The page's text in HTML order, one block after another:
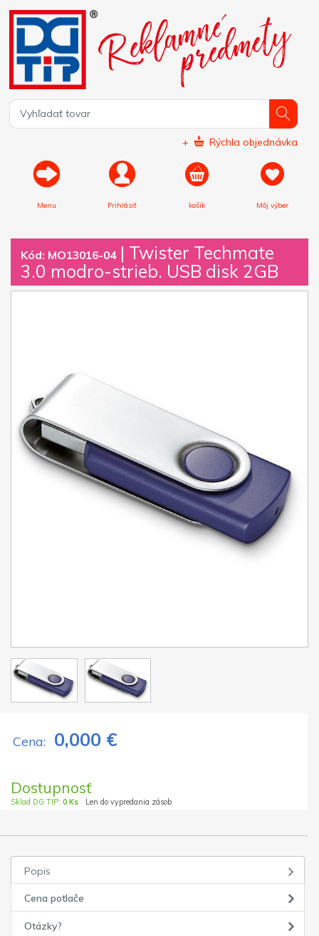
+ Rýchla objednávka
Menu Prihlásiť košík Môj výber
Kód: MO13016-04| Twister Techmate
3.0 modro-strieb. USB disk 2GB
Cena: 0,000 €
Dostupnosť
Sklad DG TIP: 0 Ks Len do vypredania zásob
Popis
Cena potlače
Otázky?